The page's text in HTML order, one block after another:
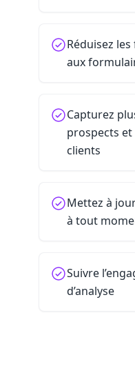
Réduisez
aux
Capturez
prospects et
clients
Mettez à
à tout
Suivre
d’analyse